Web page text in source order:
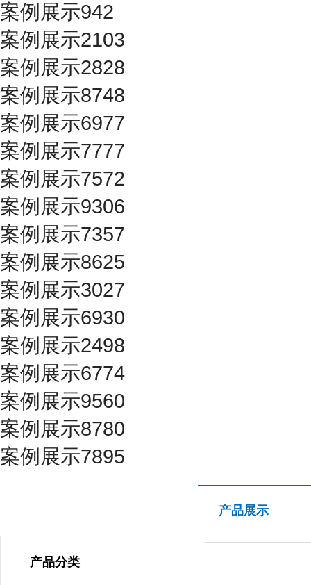
案例展示942
案例展示2103
案例展示2828
案例展示8748
案例展示6977
案例展示7777
案例展示7572
案例展示9306
案例展示7357
案例展示8625
案例展示3027
案例展示6930
案例展示2498
案例展示6774
案例展示9560
案例展示8780
案例展示7895
产品分类
产品展示